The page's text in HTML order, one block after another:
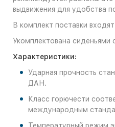
выдвижения для удобства
В комплект поставки
Укомплектована сиденьями
Характеристики:
Ударная прочность
ДАН.
Класс горючести
международным